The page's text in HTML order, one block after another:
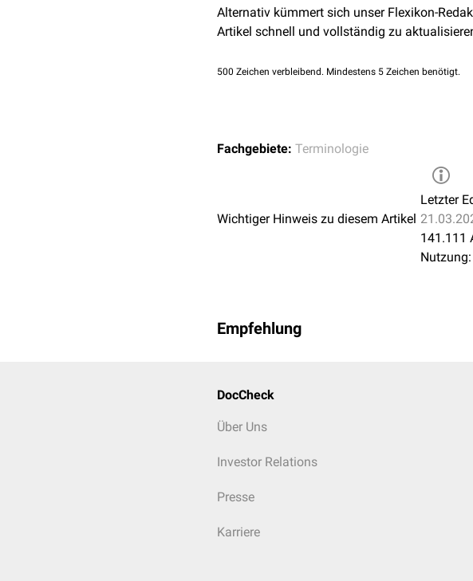
Alternativ kümmert sich unser Flexikon-
Artikel schnell und vollständig zu
500 Zeichen verbleibend. Mindestens 5 Zeichen benötigt.
Fachgebiete: Terminologie
Wichtiger Hinweis zu diesem Artikel
Letzter
141.111
Nutzung:
Empfehlung
DocCheck
Über Uns
Investor Relations
Presse
Karriere